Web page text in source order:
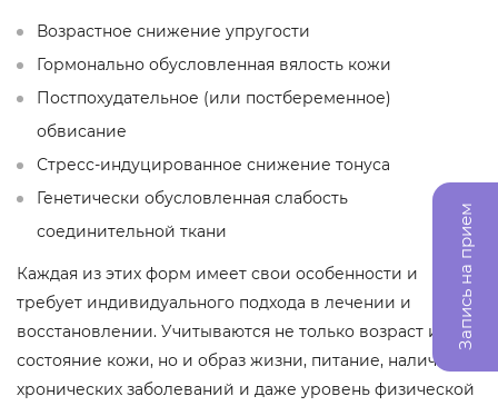
Возрастное снижение упругости
Гормонально обусловленная вялость кожи
Постпохудательное (или постбеременное)
обвисание
Стресс-индуцированное снижение тонуса
Генетически обусловленная слабость
соединительной ткани
Каждая из этих форм имеет свои особенности и
требует индивидуального подхода в лечении и
восстановлении. Учитываются не только возраст и
состояние кожи, но и образ жизни, питание, наличие
хронических заболеваний и даже уровень физической
Запись на прием